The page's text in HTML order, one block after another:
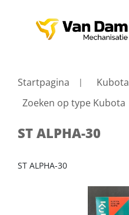
Startpagina
Kubota
Zoeken op type Kubota
ST ALPHA-30
ST ALPHA-30